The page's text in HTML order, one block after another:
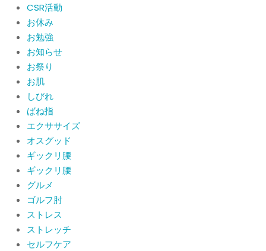
CSR活動
お休み
お勉強
お知らせ
お祭り
お肌
しびれ
ばね指
エクササイズ
オスグッド
ギックリ腰
ギックリ腰
グルメ
ゴルフ肘
ストレス
ストレッチ
セルフケア